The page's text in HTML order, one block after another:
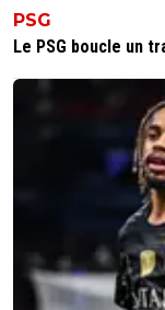
PSG
Le PSG boucle un